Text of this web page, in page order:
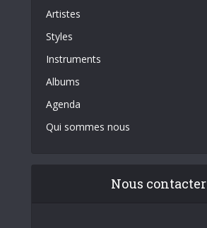
Artistes
Styles
Instruments
Albums
Agenda
Qui sommes nous
Nous contacter